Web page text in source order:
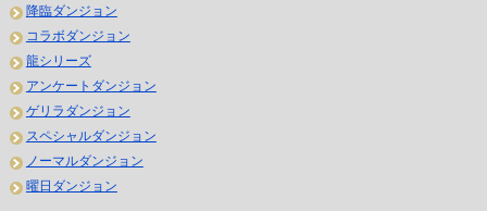
降臨ダンジョン
コラボダンジョン
龍シリーズ
アンケートダンジョン
ゲリラダンジョン
スペシャルダンジョン
ノーマルダンジョン
曜日ダンジョン